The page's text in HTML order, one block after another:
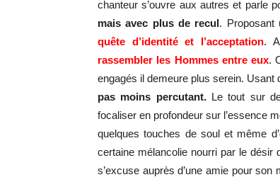
chanteur s’ouvre aux autres et parle
mais avec plus de recul. Proposant
quête d’identité et l’acceptation.
rassembler les Hommes entre eux.
engagés il demeure plus serein. Usant
pas moins percutant.Le tout sur
focaliser en profondeur sur l’essence
quelques touches de soul et même
certaine mélancolie nourri par le désir
s’excuse auprès d’une amie pour